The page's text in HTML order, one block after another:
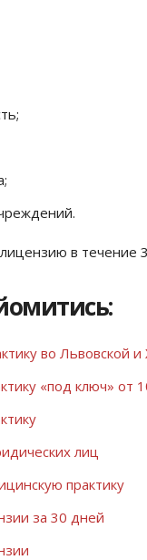
в
во Львовской и
«под ключ» от
лиц
практику
за 30 дней